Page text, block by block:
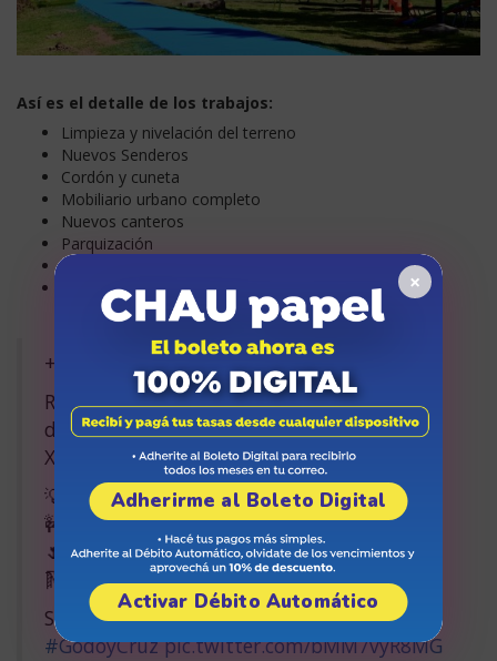
Así es el detalle de los trabajos:
Limpieza y nivelación del terreno
Nuevos Senderos
Cordón y cuneta
Mobiliario urbano completo
Nuevos canteros
Parquización
Forestación
Sectores de descanso
+ obras que transforman los barrios
Refuncionalización y mejoras en el espacio
de calle Alsina que va de Cervantes a Juan
XXIII
💡 Iluminación LED
🚧 Sendero, cordón y cuneta
🌷 Paseo floral y arbolado
🛝 Sector de juegos
Sigamos#CreciendoJuntospor +
#GodoyCruz pic.twitter.com/bMM7vyR8MG
×
Adherirme al Boleto Digital
Activar Débito Automático